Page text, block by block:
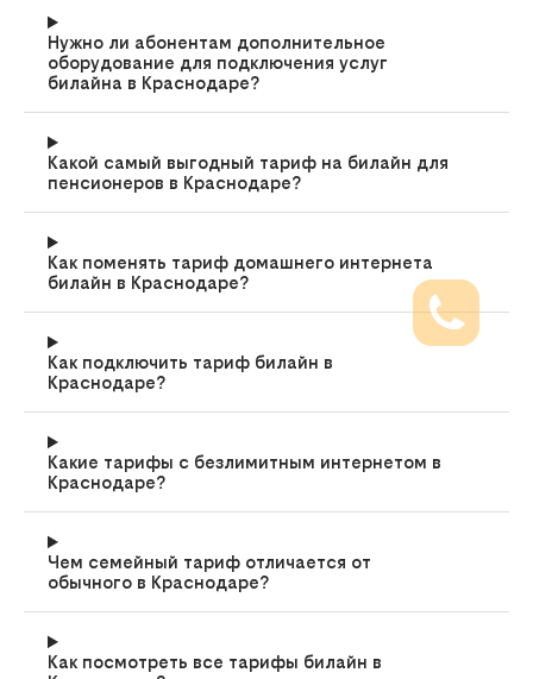
Нужно ли абонентам дополнительное
оборудование для подключения услуг
билайна в Краснодаре?
Какой самый выгодный тариф на билайн для
пенсионеров в Краснодаре?
Как поменять тариф домашнего интернета
билайн в Краснодаре?
Как подключить тариф билайн в
Краснодаре?
Какие тарифы с безлимитным интернетом в
Краснодаре?
Чем семейный тариф отличается от
обычного в Краснодаре?
Как посмотреть все тарифы билайн в